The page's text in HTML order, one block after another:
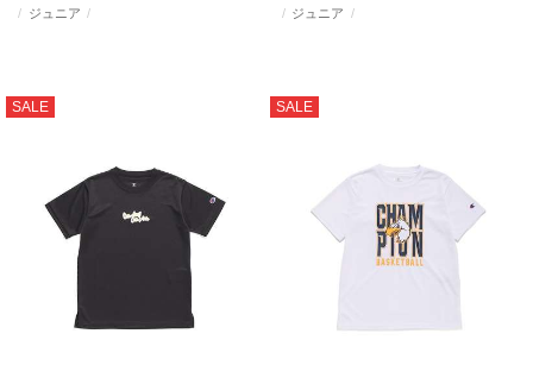
ジュニア ジュニア
SALE SALE